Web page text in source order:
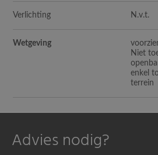
Verlichting N.v.t.
Wetgeving
Niet
enkel
terrein
Advies nodig?